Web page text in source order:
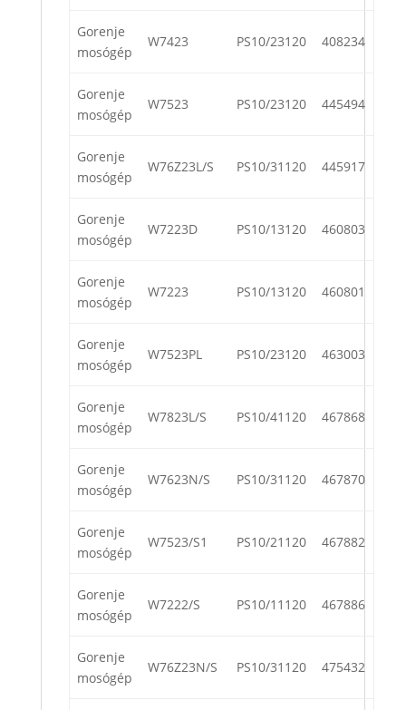
Gorenje
mosógép
W7423 PS10/23120 408234
Gorenje
mosógép
W7523 PS10/23120 445494
Gorenje
mosógép
W76Z23L/S PS10/31120 445917
Gorenje
mosógép
W7223D PS10/13120 460803
Gorenje
mosógép
W7223 PS10/13120 460801
Gorenje
mosógép
W7523PL PS10/23120 463003
Gorenje
mosógép
W7823L/S PS10/41120 467868
Gorenje
mosógép
W7623N/S PS10/31120 467870
Gorenje
mosógép
W7523/S1 PS10/21120 467882
Gorenje
mosógép
W7222/S PS10/11120 467886
Gorenje
mosógép
W76Z23N/S PS10/31120 475432